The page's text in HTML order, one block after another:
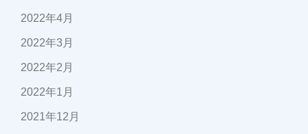
2022年4月
2022年3月
2022年2月
2022年1月
2021年12月